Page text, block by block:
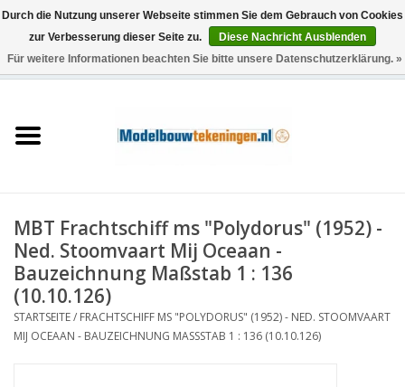
0 Artikel - €0,00
Schiffe
Holzbau
Landschaft
Maschinen
MBT Frachtschiff ms "Polydorus" (1952) -
Ned. Stoomvaart Mij Oceaan -
Bauzeichnung Maßstab 1 : 136
(10.10.126)
STARTSEITE/ FRACHTSCHIFF MS "POLYDORUS" (1952) - NED. STOOMVAART
MIJ OCEAAN - BAUZEICHNUNG MASSSTAB 1 : 136 (10.10.126)
Durch die Nutzung unserer Webseite stimmen Sie dem Gebrauch von Cookies
zur Verbesserung dieser Seite zu.
Diese Nachricht Ausblenden
Für weitere Informationen beachten Sie bitte unsere Datenschutzerklärung. »